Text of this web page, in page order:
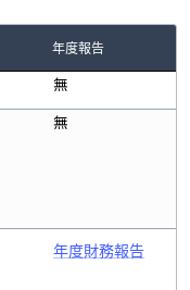
年度報告
無
無
年度財務報告